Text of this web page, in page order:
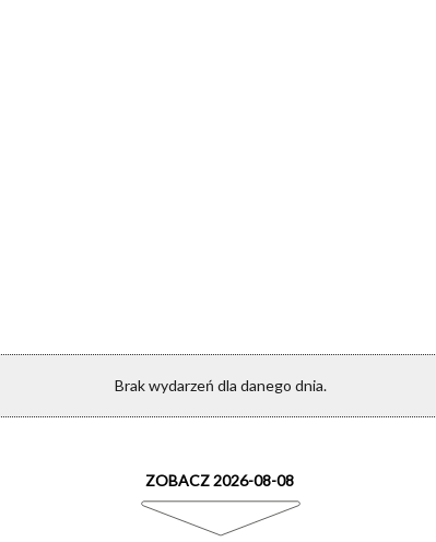
Brak wydarzeń dla danego dnia.
ZOBACZ 2026-08-08